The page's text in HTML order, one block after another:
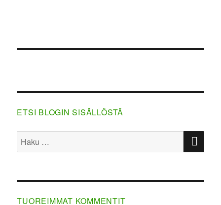
ETSI BLOGIN SISÄLLÖSTÄ
Etsi:
TUOREIMMAT KOMMENTIT